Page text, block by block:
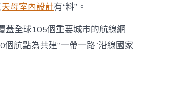
天母室內設計有“料”。
蓋全球105個重要城市的航線網
航點為共建“一帶一路”沿線國家